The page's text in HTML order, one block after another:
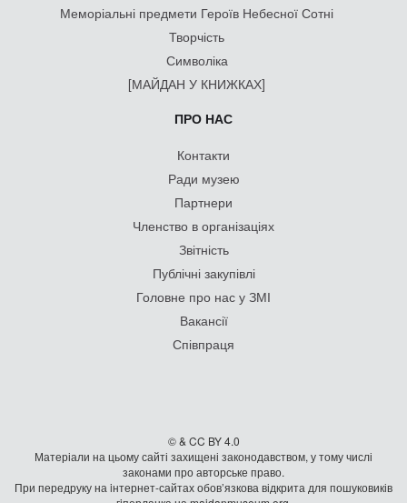
Меморіальні предмети Героїв Небесної Сотні
Творчість
Символіка
[МАЙДАН У КНИЖКАХ]
ПРО НАС
Контакти
Ради музею
Партнери
Членство в організаціях
Звітність
Публічні закупівлі
Головне про нас у ЗМІ
Вакансії
Співпраця
© & CC BY 4.0
Матеріали на цьому сайті захищені законодавством, у тому числі
законами про авторське право.
При передруку на iнтернет-сайтах обов’язкова відкрита для пошуковиків